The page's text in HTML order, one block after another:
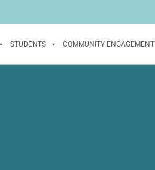
STUDENTS COMMUNITY ENGAGEMENT